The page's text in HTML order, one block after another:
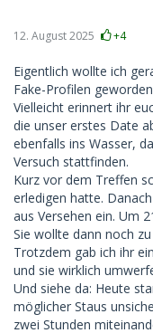
12. August 2025 +4
Eigentlich wollte ich
Fake-Profilen
Vielleicht erinnert ihr
die unser erstes Date
ebenfalls ins Wasser,
Versuch stattfinden.
Kurz vor dem Treffen
erledigen hatte.
aus Versehen ein. Um
Sie wollte dann noch
Trotzdem gab ich ihr
und sie wirklich
Und siehe da: Heute
möglicher Staus
zwei Stunden